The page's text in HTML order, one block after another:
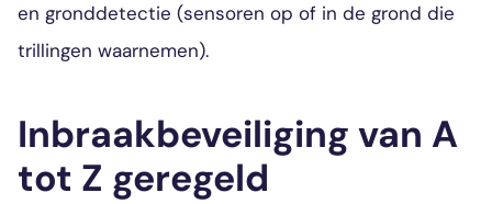
en gronddetectie (sensoren op of in de grond die
trillingen waarnemen).
Inbraakbeveiliging van A
tot Z geregeld